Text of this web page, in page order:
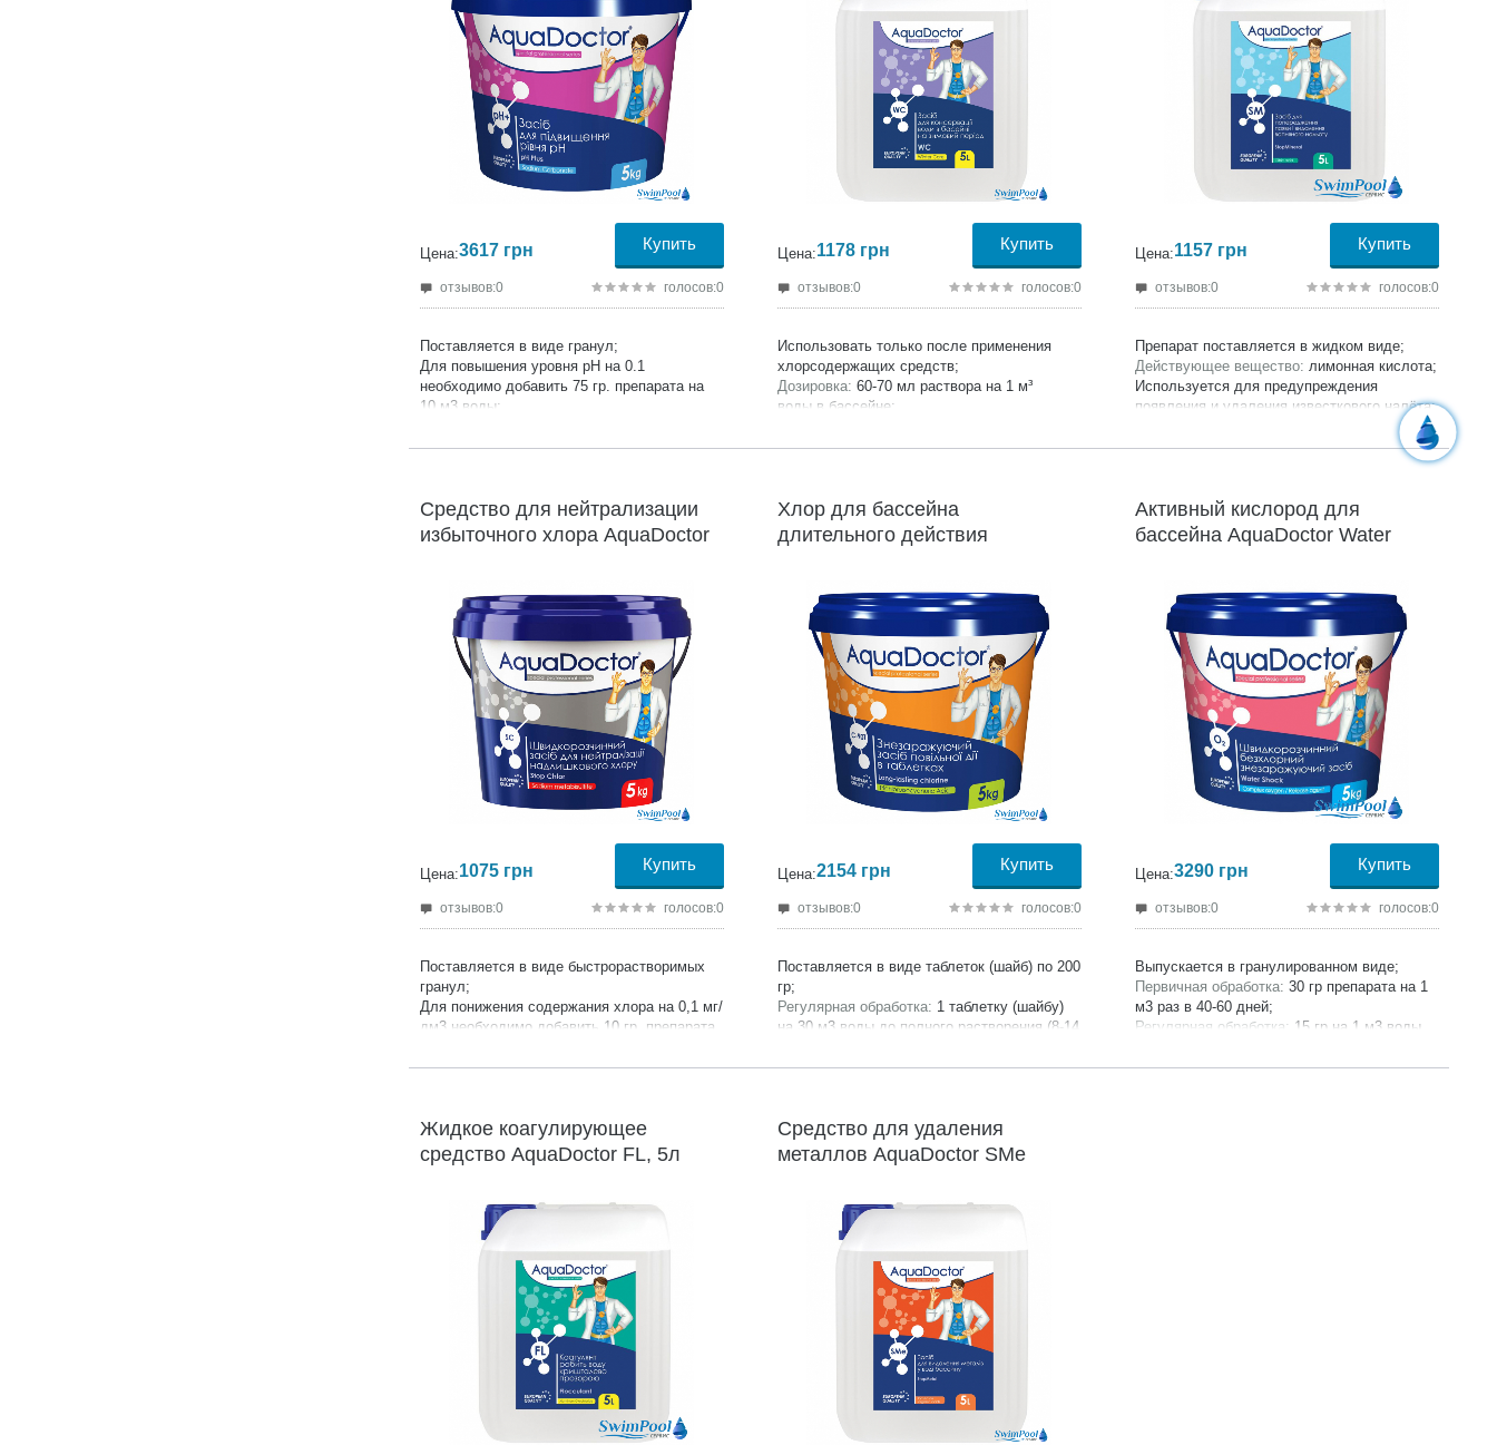
Цена:3617 грн Купить
отзывов:0 голосов:0
Поставляется в виде гранул;
Для повышения уровня pH на 0.1
необходимо добавить 75 гр. препарата на
10 м3 воды;
Производитель:AquaDoctor;
Цена:1178грн Купить
отзывов:0 голосов:0
Использовать только после применения
хлорсодержащих средств;
Дозировка: 60-70 мл раствора на 1 м³
воды в бассейне;
Цена:1157грн Купить
отзывов:0 голосов:0
Препарат поставляется в жидком виде;
Действующее вещество: лимонная кислота;
Используется для предупреждения
появления и удаления известкового налёта;
Добавлять AquaDoctor SM из расчета 50 мл
препарата на 1 м3 воды бассейна;
Гарантия:24 месяца;
Средство для нейтрализации
избыточного хлора AquaDoctor
Цена:1075 грн Купить
отзывов:0 голосов:0
Поставляется в виде быстрорастворимых
гранул;
Для понижения содержания хлора на 0,1 мг/
дм3 необходимо добавить 10 гр. препарата
Продукция сертифицирована;
Хлор для бассейна
длительного действия
Цена:2154грн Купить
отзывов:0 голосов:0
Поставляется в виде таблеток (шайб) по 200
гр;
Регулярная обработка: 1 таблетку (шайбу)
на 30 м3 воды до полного растворения (8-14
Продукция сертифицирована;
Активный кислород для
бассейна AquaDoctor Water
Цена:3290грн Купить
отзывов:0 голосов:0
Выпускается в гранулированном виде;
Первичная обработка: 30 гр препарата на 1
м3 раз в 40-60 дней;
Регулярная обработка: 15 гр на 1 м3 воды
Продукция сертифицирована;
Жидкое коагулирующее
средство AquaDoctor FL, 5л
Средство для удаления
металлов AquaDoctor SMe